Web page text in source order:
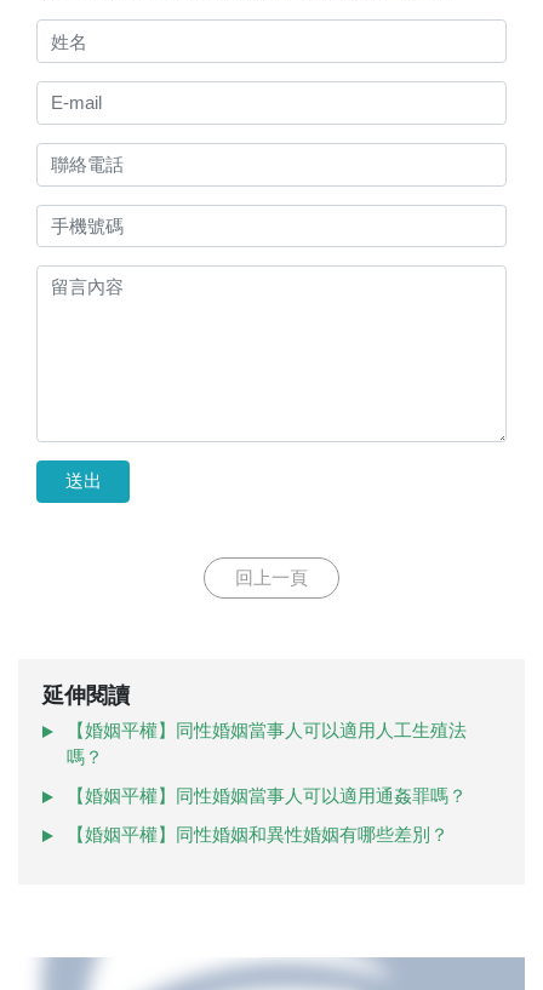
送出
回上一頁
延伸閱讀
【婚姻平權】同性婚姻當事人可以適用人工生殖法
嗎？
【婚姻平權】同性婚姻當事人可以適用通姦罪嗎？
【婚姻平權】同性婚姻和異性婚姻有哪些差別？